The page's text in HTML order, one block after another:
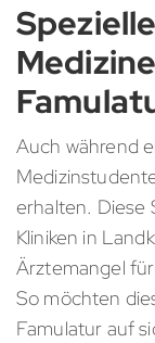
Auch während
erhalten. Diese
Kliniken in
Ärztemangel
So möchten
Famulatur auf